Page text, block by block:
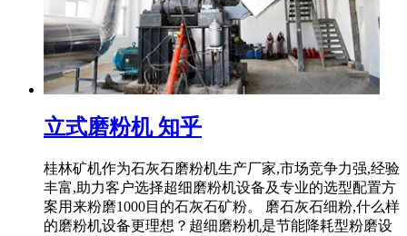
立式磨粉机 知乎
桂林矿机作为石灰石磨粉机生产厂家,市场竞争力强,经验
丰富,助力客户选择超细磨粉机设备及专业的选型配置方
案用来粉磨1000目的石灰石矿粉。 磨石灰石细粉,什么样
的磨粉机设备更理想？超细磨粉机是节能降耗型粉磨设